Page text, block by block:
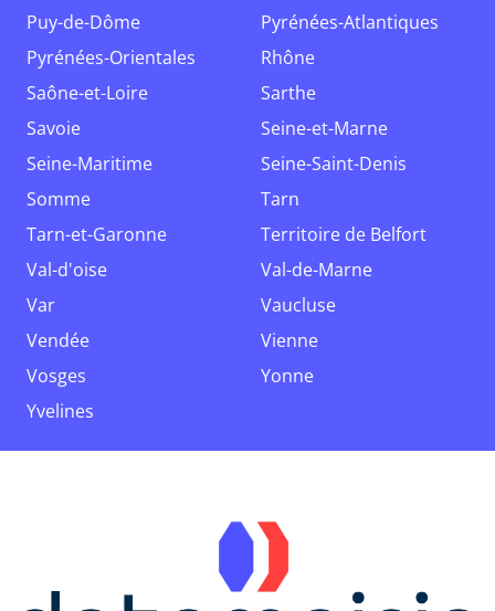
Puy-de-Dôme
Pyrénées-Atlantiques
Pyrénées-Orientales
Rhône
Saône-et-Loire
Sarthe
Savoie
Seine-et-Marne
Seine-Maritime
Seine-Saint-Denis
Somme
Tarn
Tarn-et-Garonne
Territoire de Belfort
Val-d'oise
Val-de-Marne
Var
Vaucluse
Vendée
Vienne
Vosges
Yonne
Yvelines